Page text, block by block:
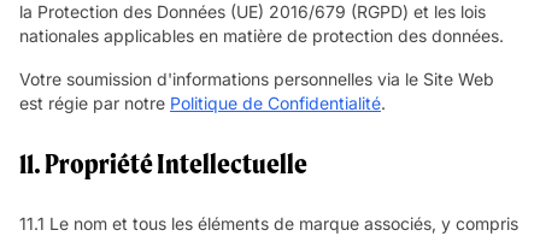
la Protection des Données (UE) 2016/679 (RGPD) et les lois
nationales applicables en matière de protection des données.
Votre soumission d'informations personnelles via le Site Web
est régie par notre Politique de Confidentialité.
11. Propriété Intellectuelle
11.1 Le nom et tous les éléments de marque associés, y compris